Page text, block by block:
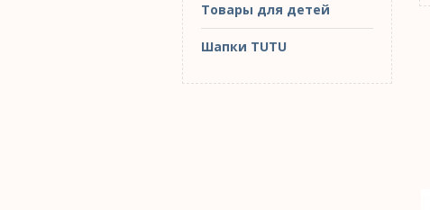
Товары для детей
Шапки TUTU